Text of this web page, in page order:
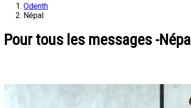
Odenth
Népal
Pour tous les messages -Népal